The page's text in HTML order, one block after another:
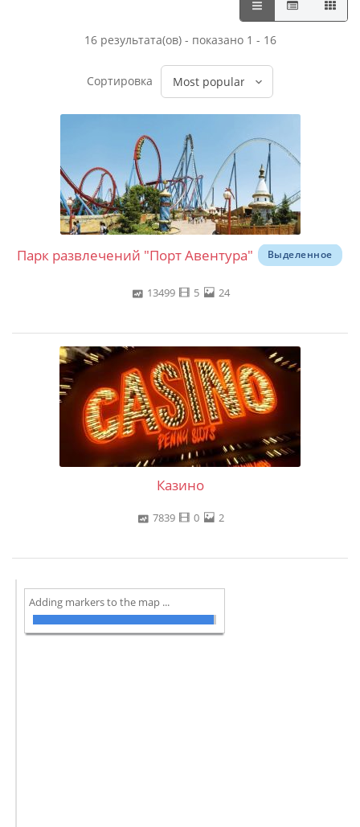
16 результата(ов) - показано 1 - 16
Сортировка
Парк развлечений "Порт Авентура" Выделенное
13499 5 24
Казино
7839 0 2
Adding markers to the map ...